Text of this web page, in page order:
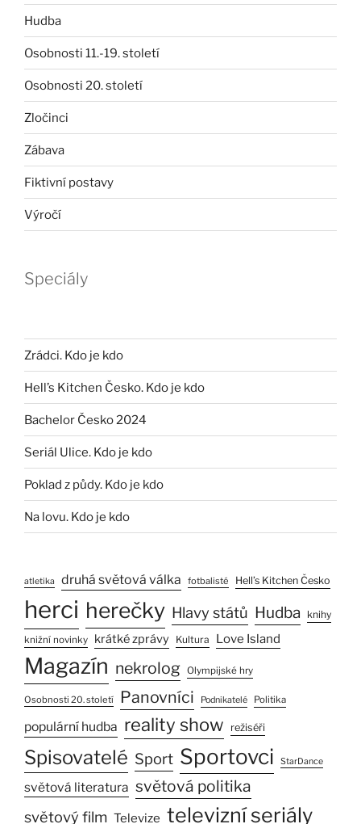
Hudba
Osobnosti 11.-19. století
Osobnosti 20. století
Zločinci
Zábava
Fiktivní postavy
Výročí
Speciály
Zrádci. Kdo je kdo
Hell’s Kitchen Česko. Kdo je kdo
Bachelor Česko 2024
Seriál Ulice. Kdo je kdo
Poklad z půdy. Kdo je kdo
Na lovu. Kdo je kdo
atletika druhá světová válka fotbalisté Hell’s Kitchen Česko
herci herečky Hlavy států Hudba knihy
knižní novinky krátké zprávy Kultura Love Island
Magazín nekrolog Olympijské hry
Osobnosti 20. století Panovníci Podnikatelé Politika
populární hudba reality show režiséři
Spisovatelé Sport Sportovci StarDance
světová literatura světová politika
světový film Televize televizní seriály